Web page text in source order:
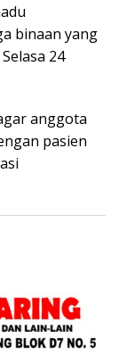
binaan yang
24
anggota
pasien